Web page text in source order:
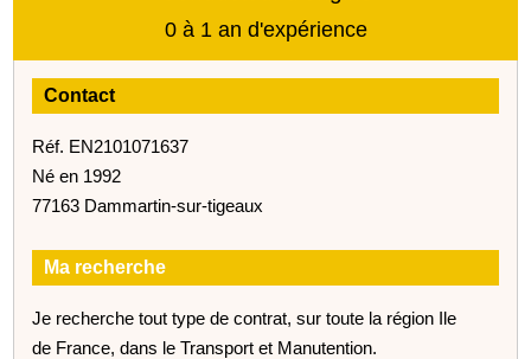
0 à 1 an d'expérience
Contact
Réf. EN2101071637
Né en 1992
77163 Dammartin-sur-tigeaux
Ma recherche
Je recherche tout type de contrat, sur toute la région Ile
de France, dans le Transport et Manutention.